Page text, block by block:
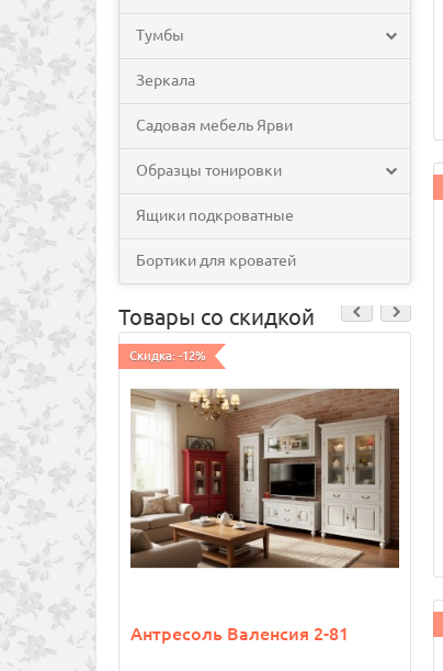
Тумбы
Зеркала
Садовая мебель Ярви
Образцы тонировки
Ящики подкроватные
Бортики для кроватей
Товары со скидкой
Скидка: -12%
Антресоль Валенсия 2-81